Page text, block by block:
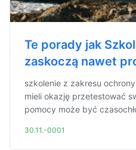
Te porady jak
zaskoczą nawet
szkolenie z zakresu
mieli okazję przetestować
pomocy może być
30.11.-0001